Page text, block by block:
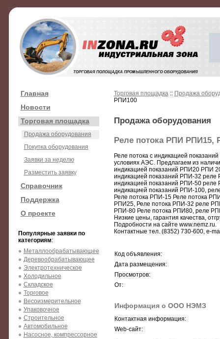
Главная
Новости
Торговая площадка
Продажа оборудования
Покупка оборудования
Заявки за неделю
Разместить заявку
Справочник
Поддержка
О проекте
Популярные заявки по
категориям:
Металлообрабатывающее
Деревообрабатывающее
Электротехническое
Холодильное
Складское
Торговое
Весоизмерительное
Упаковочное
Строительное
Автомобильное
Насосное, компрессорное
Торговая площадка:: Продажа
РПИ100
Продажа оборудования
Реле потока РПИ
Реле потока с индикацией
условиях АЭС. Предлагаем из
индикацией показаний РПИ20 РПИ
индикацией показаний РПИ-32 реле
индикацией показаний РПИ-50 реле
индикацией показаний РПИ-100,
Реле потока РПИ-15 Реле потока
РПИ25, Реле потока РПИ-32 реле
РПИ-80 Реле потока РПИ80, реле
Низкие цены, гарантия качества,
Подробности на сайте www.nemz.ru.
Контактные тел. (8352) 730-600, e-
Код объявления:
Дата размещения:
Просмотров:
От:
Информация о ООО НЭМЗ
Контактная информация:
Web-сайт: